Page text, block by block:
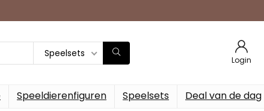
Speelsets
Login
Speeldierenfiguren Speelsets Deal van de dag